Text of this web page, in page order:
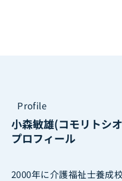
Profile
小森敏雄(コモリトシ
プロフィール
2000年に介護福祉士養成